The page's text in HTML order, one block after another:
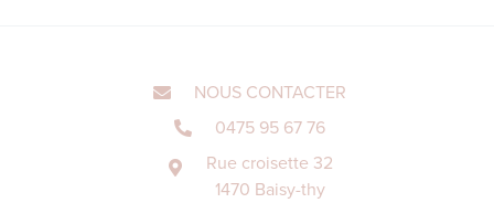
NOUS CONTACTER
0475 95 67 76
Rue croisette 32
1470 Baisy-thy